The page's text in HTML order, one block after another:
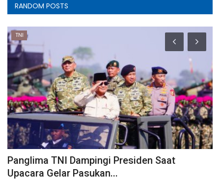
RANDOM POSTS
TNI
Panglima TNI Dampingi Presiden Saat
Upacara Gelar Pasukan...